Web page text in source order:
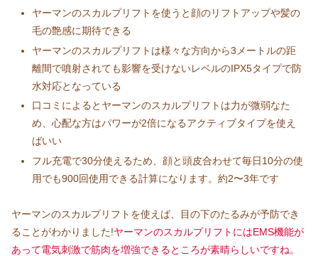
ヤーマンのスカルプリフトを使うと顔のリフトアップや髪の
毛の艶感に期待できる
ヤーマンのスカルプリフトは様々な方向から3メートルの距
離間で噴射されても影響を受けないレベルのIPX5タイプで防
水対応となっている
口コミによるとヤーマンのスカルプリフトは力が微弱なた
め、心配な方はパワーが2倍になるアクティブタイプを使え
ばいい
フル充電で30分使えるため、顔と頭皮合わせて毎日10分の使
用でも900回使用できる計算になります。約2〜3年です
ヤーマンのスカルプリフトを使えば、目の下のたるみが予防でき
ることがわかりました!ヤーマンのスカルプリフトにはEMS機能が
あって電気刺激で筋肉を増強できるところが素晴らしいですね。